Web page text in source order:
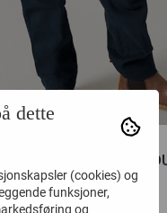
BUKSE PIPER
SPACE
dette
(cookies) og
funksjoner,
og